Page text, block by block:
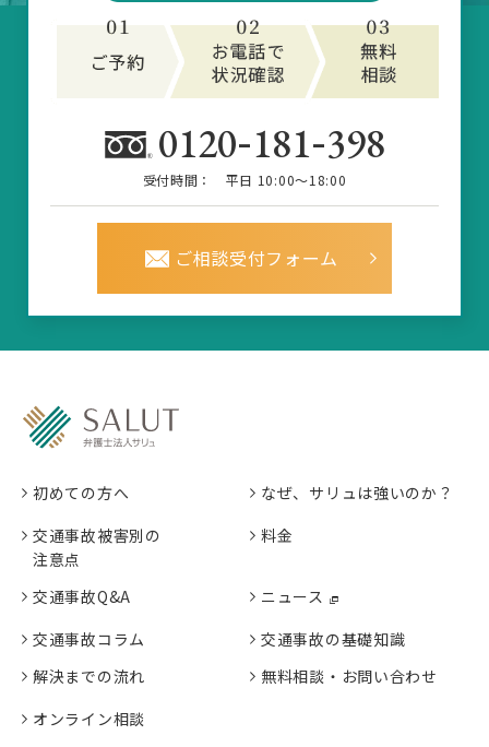
0120-181-398
受付時間： 平日 10:00～18:00
ご相談受付フォーム
初めての方へ
なぜ、サリュは強いのか？
交通事故被害別の
注意点
料金
交通事故Q&A
ニュース
交通事故コラム
交通事故の基礎知識
解決までの流れ
無料相談・お問い合わせ
オンライン相談